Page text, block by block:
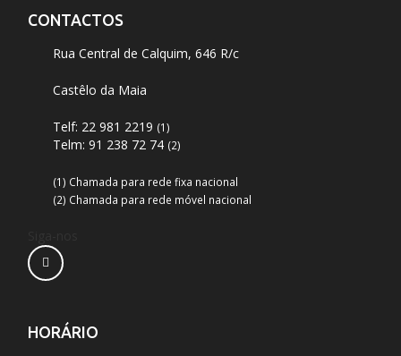
CONTACTOS
Rua Central de Calquim, 646 R/c
Castêlo da Maia
Telf: 22 981 2219 (1)
Telm: 91 238 72 74 (2)
(1) Chamada para rede fixa nacional
(2) Chamada para rede móvel nacional
HORÁRIO